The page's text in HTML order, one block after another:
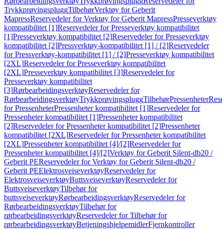
TrykkprøvingspluggTilbehørVerktøy for Geberit
MapressReservedeler for Verktøy for Geberit MapressPresseverktøy
kompatibilitet [1]Reservedeler for Presseverktøy kompatibilitet
[1]Presseverktøy kompatibilitet [2]Reservedeler for Presseverktøy
kompatibilitet [2]Pressverktøy-kompatibilitet [1] / [2]Reservedeler
for Pressverktøy-kompatibilitet [1] / [2]Presseverktøy kompatibilitet
[2XL]Reservedeler for Presseverktøy kompatibilitet
[2XL]Presseverktøy kompatibilitet [3]Reservedeler for
Presseverktøy kompatibilitet
[3]RørbearbeidingsverktøyReservedeler for
RørbearbeidingsverktøyTrykkprøvingspluggTilbehørPressenheter
for PressenheterPressenheter kompatibilitet [1]Reservedeler for
Pressenheter kompatibilitet [1]Pressenheter kompatibilitet
[2]Reservedeler for Pressenheter kompatibilitet [2]Pressenheter
kompatibilitet [2XL]Reservedeler for Pressenheter kompatibilitet
[2XL]Pressenheter kompatibilitet [4]/[2]Reservedeler for
Pressenheter kompatibilitet [4]/[2]Verktøy for Geberit Silent-db20 /
Geberit PEReservedeler for Verktøy for Geberit Silent-db20 /
Geberit PEElektrosveiseverktøyReservedeler for
ElektrosveiseverktøyButtsveiseverktøyReservedeler for
ButtsveiseverktøyTilbehør for
buttsveiseverktøyRørbearbeidingsverktøyReservedeler for
RørbearbeidingsverktøyTilbehør for
rørbearbeidingsverktøyReservedeler for Tilbehør for
rørbearbeidingsverktøyBetjeningshjelpemidlerFjernkontroller